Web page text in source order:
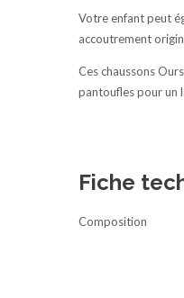
Votre enfant peut
accoutrement
Ces chaussons
pantoufles pour un
Fiche
Composition